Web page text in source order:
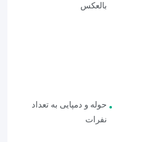
بالعکس
حوله و دمپایی به تعداد
نفرات